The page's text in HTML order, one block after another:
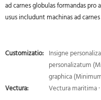
ad carnes globulas formandas pro
usus includunt machinas ad
Customizatio: Insigne
personalizatum
graphica
Vectura:
Vectura maritima